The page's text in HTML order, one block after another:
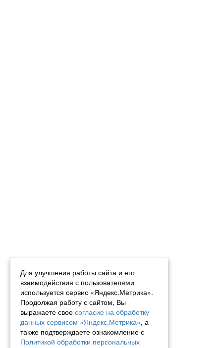
Для улучшения работы сайта и его
взаимодействия с пользователями
используется сервис «Яндекс.Метрика».
Продолжая работу с сайтом, Вы
выражаете свое согласие на обработку
данных сервисом «Яндекс.Метрика», а
также подтверждаете ознакомление с
Политикой обработки персональных